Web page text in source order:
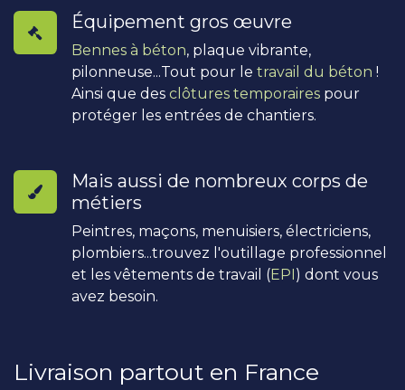
Équipement gros œuvre
Bennes à béton, plaque vibrante,
pilonneuse...Tout pour le travail du béton !
Ainsi que des clôtures temporaires pour
protéger les entrées de chantiers.
Mais aussi de nombreux corps de
métiers
Peintres, maçons, menuisiers, électriciens,
plombiers...trouvez l'outillage professionnel
et les vêtements de travail (EPI) dont vous
avez besoin.
Livraison partout en France